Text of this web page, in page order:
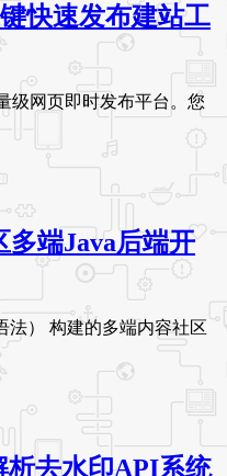
快速发布建站工
级网页即时发布平台。您
多端Java后端开
法） 构建的多端内容社区
析去水印API系统